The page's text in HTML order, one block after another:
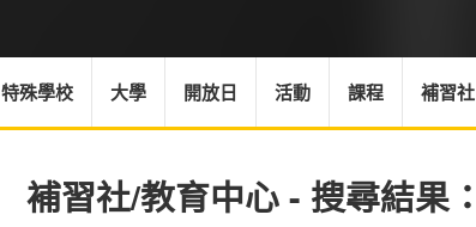
特殊學校 大學 開放日 活動 課程 補習社
補習社/教育中心 - 搜尋結果：